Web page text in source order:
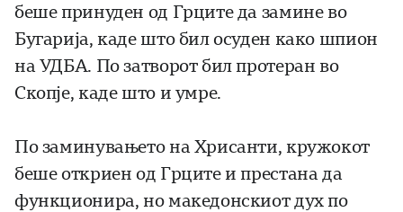
беше принуден од Грците да замине во
Бугарија, каде што бил осуден како шпион
на УДБА. По затворот бил протеран во
Скопје, каде што и умре.
По заминувањето на Хрисанти, кружокот
беше откриен од Грците и престана да
функционира, но македонскиот дух по